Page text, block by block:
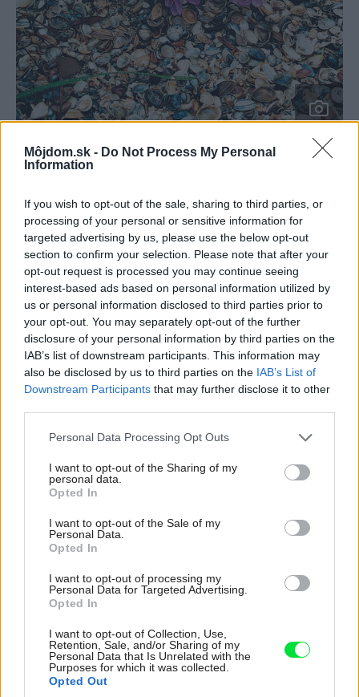
Môjdom.sk - Do Not Process My Personal
Information
If you wish to opt-out of the sale, sharing to third parties, or
processing of your personal or sensitive information for
targeted advertising by us, please use the below opt-out
section to confirm your selection. Please note that after your
opt-out request is processed you may continue seeing
interest-based ads based on personal information utilized by
us or personal information disclosed to third parties prior to
your opt-out. You may separately opt-out of the further
disclosure of your personal information by third parties on the
IAB’s list of downstream participants. This information may
also be disclosed by us to third parties on the IAB’s List of
Downstream Participants that may further disclose it to other
Please note that this website/app uses one or more Google
not limited to your visit or usage behaviour. You may click to
grant or deny consent to Google and its third-party tags to
use your data for below specified purposes in below Google
consent section.
Personal Data Processing Opt Outs
I want to opt-out of the Sharing of my
personal data.
Opted In
I want to opt-out of the Sale of my
Personal Data.
Opted In
I want to opt-out of processing my
Personal Data for Targeted Advertising.
Opted In
I want to opt-out of Collection, Use,
Retention, Sale, and/or Sharing of my
Personal Data that Is Unrelated with the
Purposes for which it was collected.
Opted Out
32820 Daniel Košťál
nijaký substrát ani vodu – postačí im len zásoba živín,
ktorá je ukrytá v cibuľovitej hľuze. Preto sa stali najmä v
zahraničí vďačnou jesennou dekoráciou. Možno ich
vysadiť do rôznych vegetačných nádob (ideálne sú
prútené košíky) buď samostatne, alebo spolu s inými, na
jeseň kvitnúcimi okrasnými rastlinami, a postaviť na
viditeľné miesto – niekde k vstupu do domu alebo na
balkón či terasu.
Vo vegetačných nádobách sú jesienky vysadené klasicky
– v substráte, existuje však aj iná, trochu netradičná
možnosť. Jednotlivé cibuľovité hľuzy jesienok možno
vložiť len do keramzitu, piesku alebo štrku či drobných
cibuliek. Netreba ich ani zalievať (musia mať sucho) a
onedlho samy vykvitnú. Cibuľu jesienky dokonca stačí len
položiť na zaujímavú plochú misku, kde postupne bez
akejkoľvek starostlivosti vykvitne. Nevyhnutné je však
načerpali potrebnú zásobu živín. Iba tak budete mať
radosť z kvetov aj v ďalších rokoch.